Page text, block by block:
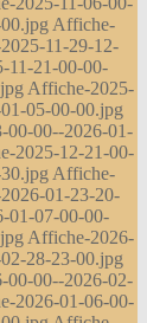
Affiche-
11-29-12-
11-21-00-00-
Affiche-2025-
05-00-00.jpg
00-00--2026-01-
2025-12-21-00-
Affiche-
01-23-20-
01-07-00-00-
Affiche-2026-
28-23-00.jpg
00-00--2026-02-
2026-01-06-00-